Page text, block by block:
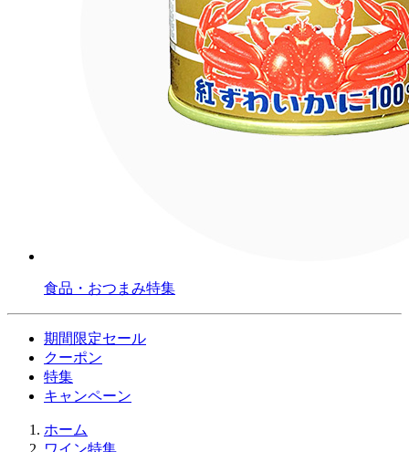
食品・おつまみ特集
期間限定セール
クーポン
特集
キャンペーン
ホーム
ワイン特集